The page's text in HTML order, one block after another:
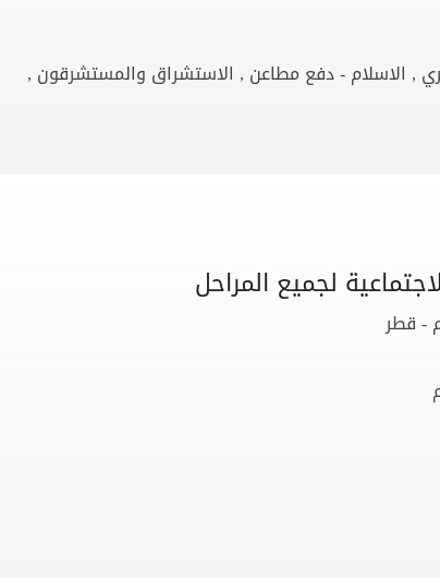
, الاسلام - دفع مطاعن , الاستشراق والمستشرقون ,
لجميع المراحل
- قطر